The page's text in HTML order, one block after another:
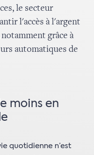
le secteur
l'accès à l'argent
grâce à
automatiques de
moins en
quotidienne n’est